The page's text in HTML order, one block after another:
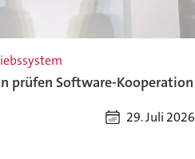
prüfen Software-Kooperation
29. Juli 2026